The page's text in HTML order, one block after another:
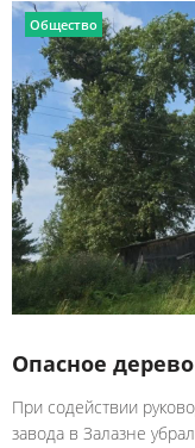
Общество
Опасное
При содействии
завода в Залазне